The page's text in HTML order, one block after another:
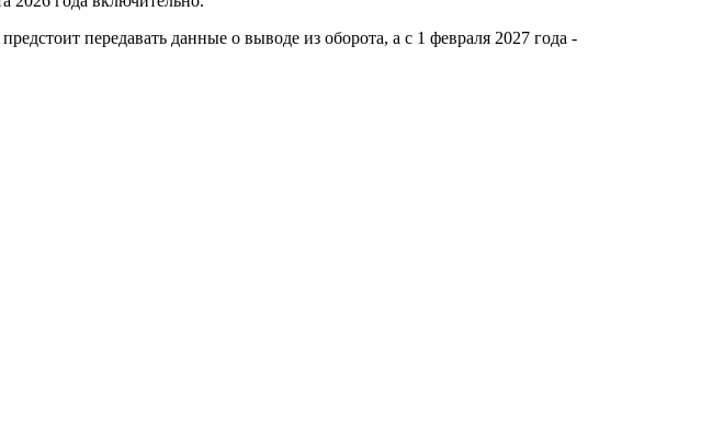
передавать данные о выводе из оборота, а с 1 февраля 2027 года -